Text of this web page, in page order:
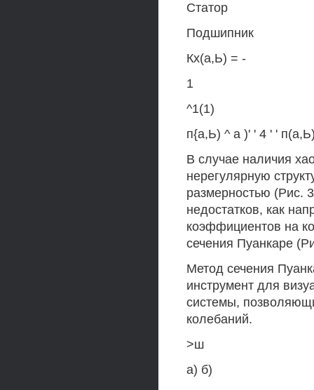
Статор
Подшипник
Кх(а,Ь) = -
1
^1(1)
п{а,Ь) ^ а )' ' 4 ' '
В случае наличия
нерегулярную
размерностью (Рис.
недостатков, как
коэффициентов на
сечения Пуанкаре
Метод сечения
инструмент для
системы,
колебаний.
>ш
а) б)